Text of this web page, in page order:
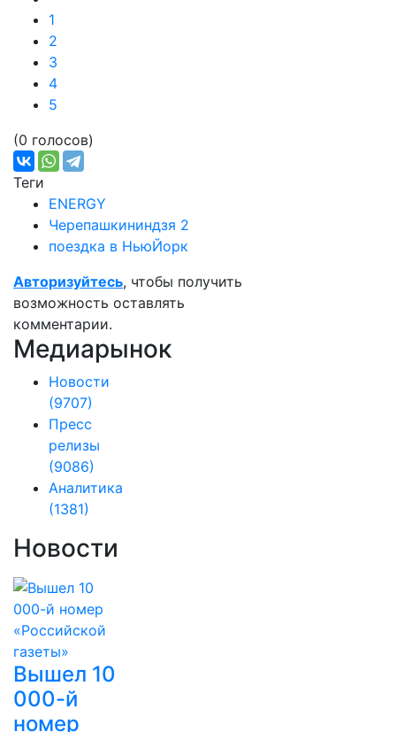
1
2
3
4
5
(0 голосов)
Теги
ENERGY
Черепашкининдзя 2
поездка в НьюЙорк
Авторизуйтесь, чтобы получить
возможность оставлять
комментарии.
Медиарынок
Новости
(9707)
Пресс
релизы
(9086)
Аналитика
(1381)
Новости
Вышел 10
000-й
номер